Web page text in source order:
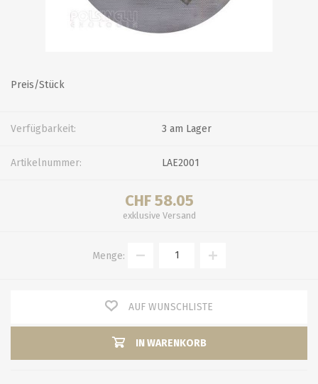
Preis/Stück
Verfügbarkeit: 3 am Lager
Artikelnummer: LAE2001
CHF 58.05
exklusive Versand
Menge:
AUF WUNSCHLISTE
IN WARENKORB